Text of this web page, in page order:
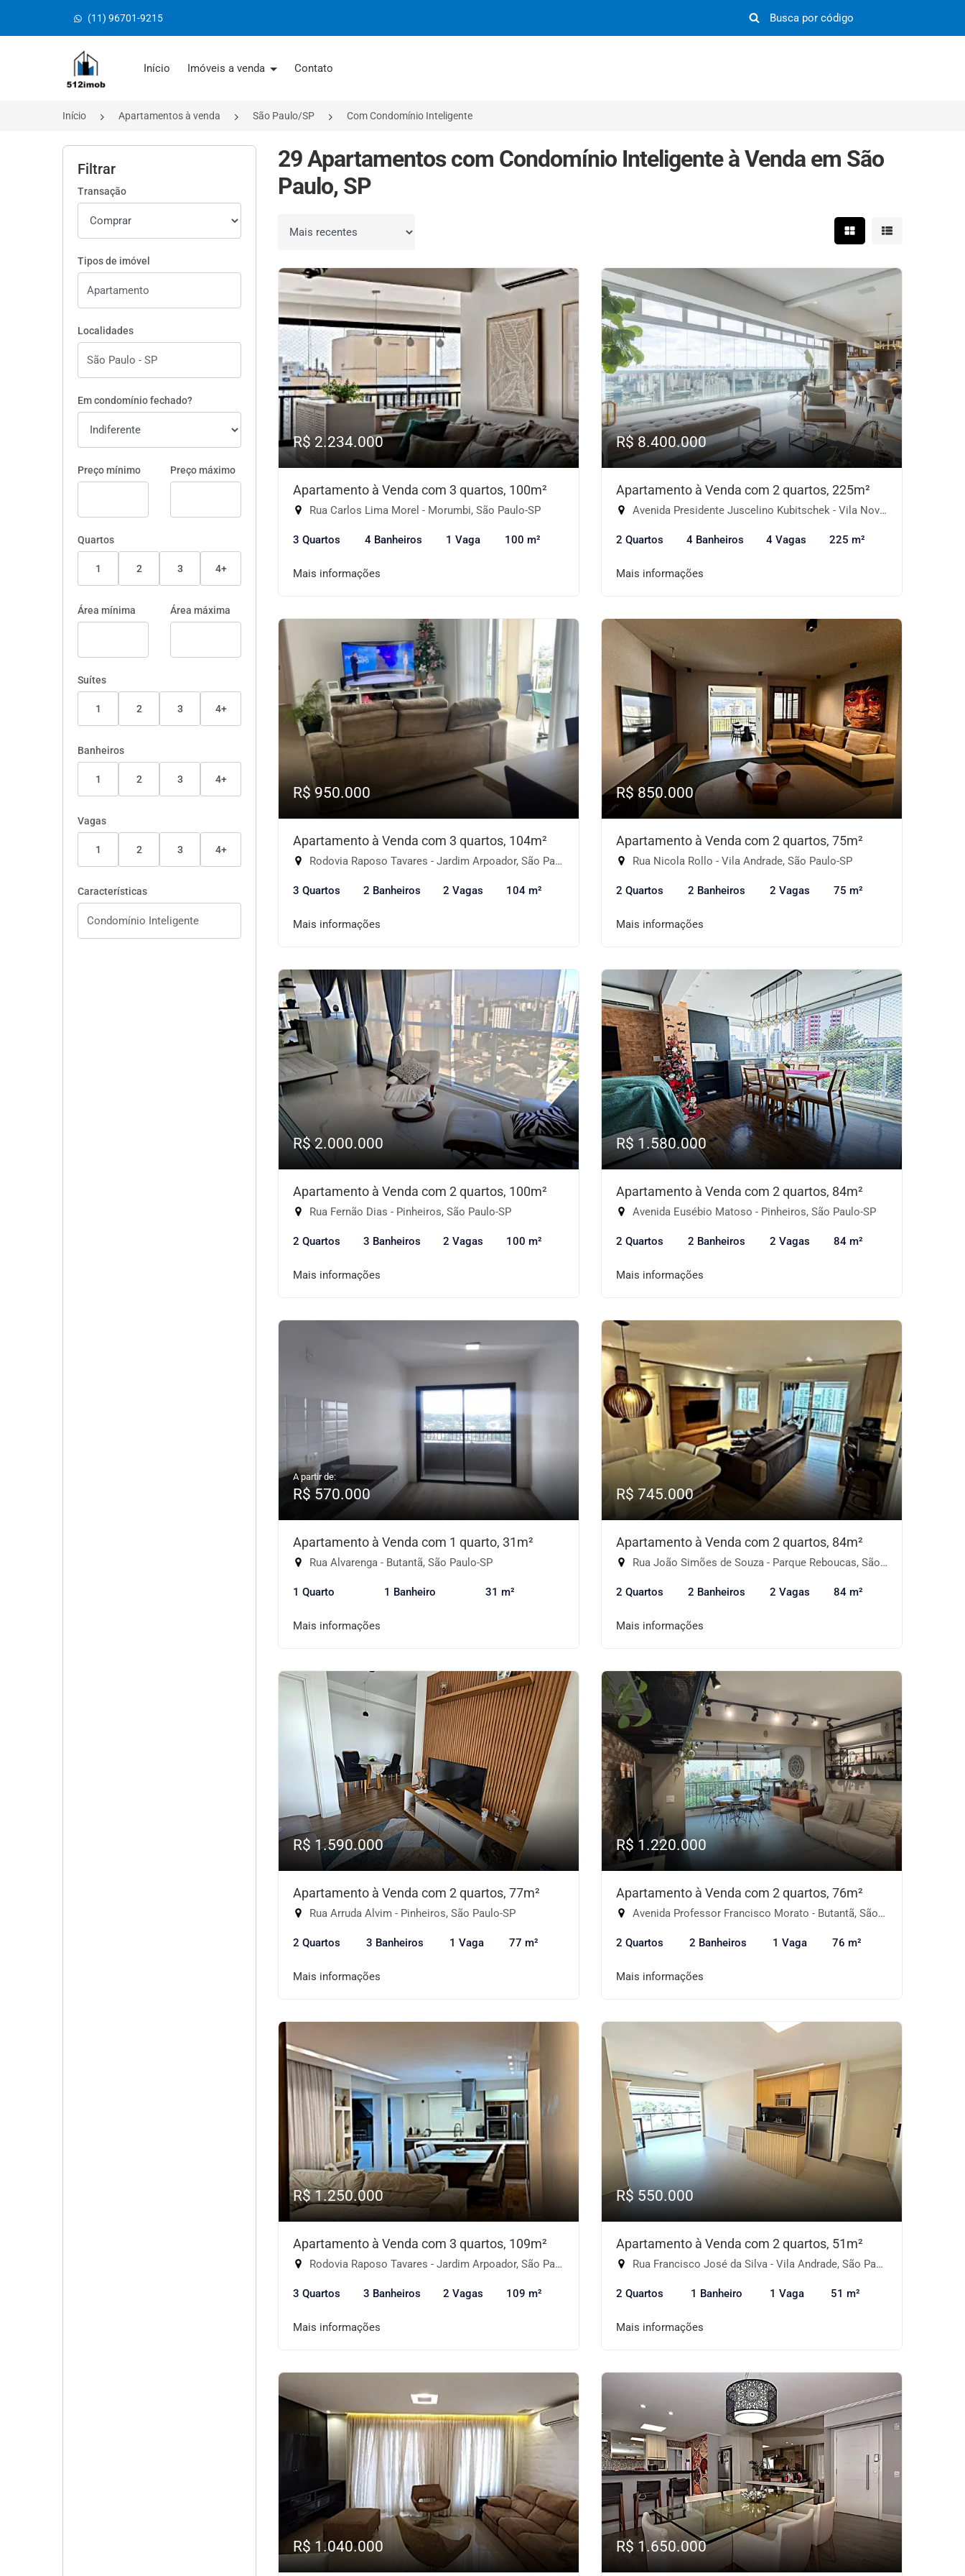
(11) 96701-9215
Página inicial
Início Imóveis a venda Contato
Início Apartamentos à venda São Paulo/SP Com Condomínio Inteligente
Filtrar
Transação
Tipos de imóvel
Localidades
Em condomínio fechado?
Preço mínimo Preço máximo
Quartos
1 2 3 4+
Área mínima Área máxima
Suítes
1 2 3 4+
Banheiros
1 2 3 4+
Vagas
1 2 3 4+
Características
29 Apartamentos com Condomínio Inteligente à Venda em São
Paulo, SP
Ordenar por Mostrar resultados em
Mostrar
R$ 2.234.000
Apartamento à Venda com 3 quartos, 100m²
Rua Carlos Lima Morel - Morumbi, São Paulo-SP
3 Quartos 4 Banheiros 1 Vaga 100 m²
Mais informações
R$ 8.400.000
Apartamento à Venda com 2 quartos, 225m²
Avenida Presidente Juscelino Kubitschek - Vila Nova Conceição, São Paulo-SP
2 Quartos 4 Banheiros 4 Vagas 225 m²
Mais informações
R$ 950.000
Apartamento à Venda com 3 quartos, 104m²
Rodovia Raposo Tavares - Jardim Arpoador, São Paulo-SP
3 Quartos 2 Banheiros 2 Vagas 104 m²
Mais informações
R$ 850.000
Apartamento à Venda com 2 quartos, 75m²
Rua Nicola Rollo - Vila Andrade, São Paulo-SP
2 Quartos 2 Banheiros 2 Vagas 75 m²
Mais informações
R$ 2.000.000
Apartamento à Venda com 2 quartos, 100m²
Rua Fernão Dias - Pinheiros, São Paulo-SP
2 Quartos 3 Banheiros 2 Vagas 100 m²
Mais informações
R$ 1.580.000
Apartamento à Venda com 2 quartos, 84m²
Avenida Eusébio Matoso - Pinheiros, São Paulo-SP
2 Quartos 2 Banheiros 2 Vagas 84 m²
Mais informações
A partir de:
R$ 570.000
Apartamento à Venda com 1 quarto, 31m²
Rua Alvarenga - Butantã, São Paulo-SP
1 Quarto 1 Banheiro 31 m²
Mais informações
R$ 745.000
Apartamento à Venda com 2 quartos, 84m²
Rua João Simões de Souza - Parque Reboucas, São Paulo-SP
2 Quartos 2 Banheiros 2 Vagas 84 m²
Mais informações
R$ 1.590.000
Apartamento à Venda com 2 quartos, 77m²
Rua Arruda Alvim - Pinheiros, São Paulo-SP
2 Quartos 3 Banheiros 1 Vaga 77 m²
Mais informações
R$ 1.220.000
Apartamento à Venda com 2 quartos, 76m²
Avenida Professor Francisco Morato - Butantã, São Paulo-SP
2 Quartos 2 Banheiros 1 Vaga 76 m²
Mais informações
R$ 1.250.000
Apartamento à Venda com 3 quartos, 109m²
Rodovia Raposo Tavares - Jardim Arpoador, São Paulo-SP
3 Quartos 3 Banheiros 2 Vagas 109 m²
Mais informações
R$ 550.000
Apartamento à Venda com 2 quartos, 51m²
Rua Francisco José da Silva - Vila Andrade, São Paulo-SP
2 Quartos 1 Banheiro 1 Vaga 51 m²
Mais informações
R$ 1.040.000 R$ 1.650.000